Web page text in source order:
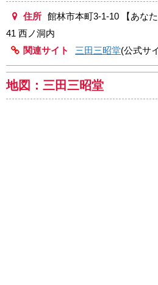
住所
館林市本町3-1-10 【あな
41 西ノ洞内
関連サイト
三田三昭堂(公式サ
地図：三田三昭堂